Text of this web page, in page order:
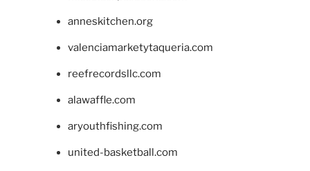
anneskitchen.org
valenciamarketytaqueria.com
reefrecordsllc.com
alawaffle.com
aryouthfishing.com
united-basketball.com